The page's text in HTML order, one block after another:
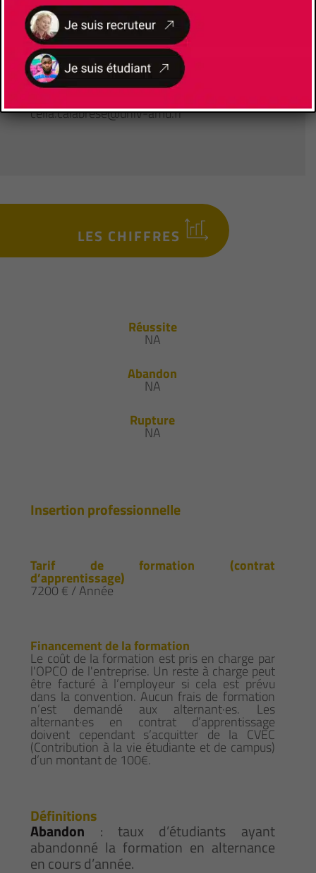
14, Rue Puvis de Chavannes
13001
Marseille
Gestionnaire pédagogique
CALABRESE Celia
celia.calabrese@univ-amu.fr
LES CHIFFRES
Réussite
NA
Abandon
NA
Rupture
NA
Insertion professionnelle
Tarif de formation (contrat
d’apprentissage)
7200 € / Année
Financement de la formation
Le coût de la formation est pris en charge par
l'OPCO de l'entreprise. Un reste à charge peut
être facturé à l’employeur si cela est prévu
dans la convention. Aucun frais de formation
n’est demandé aux alternant·es. Les
alternant·es en contrat d’apprentissage
doivent cependant s’acquitter de la CVEC
(Contribution à la vie étudiante et de campus)
d’un montant de 100€.
Définitions
Abandon : taux d’étudiants ayant
abandonné la formation en alternance
en cours d’année.